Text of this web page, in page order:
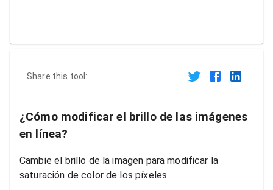
Share this tool:
¿Cómo modificar el brillo de las imágenes
en línea?
Cambie el brillo de la imagen para modificar la
saturación de color de los píxeles.